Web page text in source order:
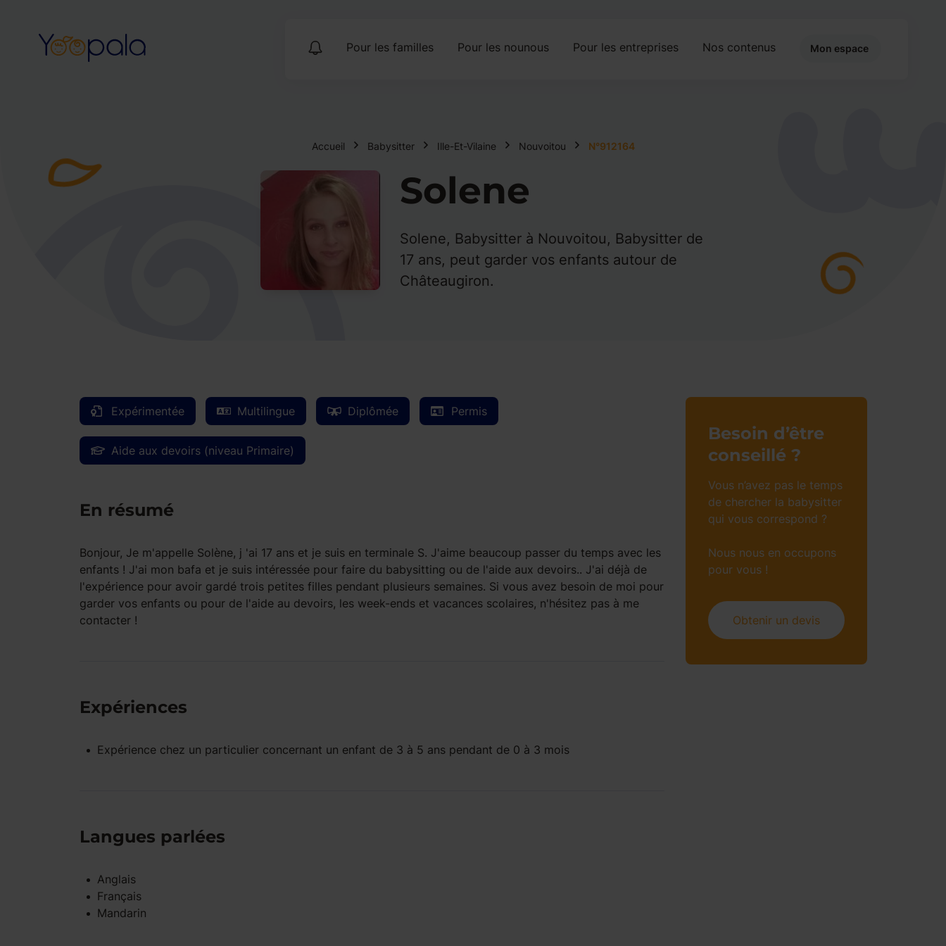
Pour les familles Pour les nounous Pour les entreprises Nos contenus Mon espace
Accueil Babysitter Ille-Et-Vilaine Nouvoitou N°912164
Solene
Solene, Babysitter à Nouvoitou, Babysitter de
17 ans, peut garder vos enfants autour de
Châteaugiron.
Expérimentée Multilingue Diplômée Permis
Aide aux devoirs (niveau Primaire)
En résumé
Bonjour, Je m'appelle Solène, j 'ai 17 ans et je suis en terminale S. J'aime beaucoup passer du temps avec les
enfants ! J'ai mon bafa et je suis intéressée pour faire du babysitting ou de l'aide aux devoirs.. J'ai déjà de
l'expérience pour avoir gardé trois petites filles pendant plusieurs semaines. Si vous avez besoin de moi pour
garder vos enfants ou pour de l'aide au devoirs, les week-ends et vacances scolaires, n'hésitez pas à me
contacter !
Expériences
Expérience chez un particulierconcernant un enfant de 3 à 5 anspendant de 0 à 3 mois
Langues parlées
Anglais
Français
Mandarin
Besoin d’être
conseillé ?
Vous n’avez pas le temps
de chercher la babysitter
qui vous correspond ?
Nous nous en occupons
pour vous !
Obtenir un devis